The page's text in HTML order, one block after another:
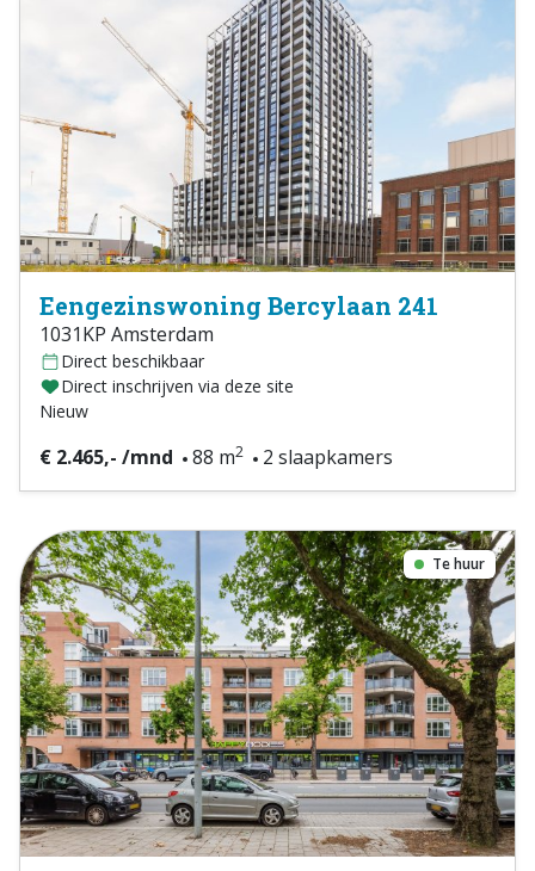
Eengezinswoning Bercylaan 241
1031KP Amsterdam
Direct beschikbaar
Direct inschrijven via deze site
Nieuw
€ 2.465,- /mnd 88 m2 2 slaapkamers
Te huur